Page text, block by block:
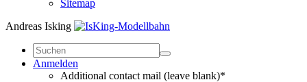
Sitemap
Andreas Isking
Anmelden
Additional contact mail (leave blank)*